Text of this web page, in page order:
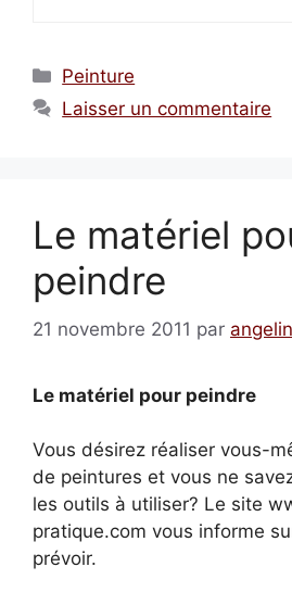
Catégories
Peinture
Laisser un commentaire
Le matériel
peindre
21 novembre 2011 par
Le matériel pour peindre
Vous désirez réaliser vous-
de peintures et vous ne
les outils à utiliser? Le site
pratique.com vous informe
prévoir.